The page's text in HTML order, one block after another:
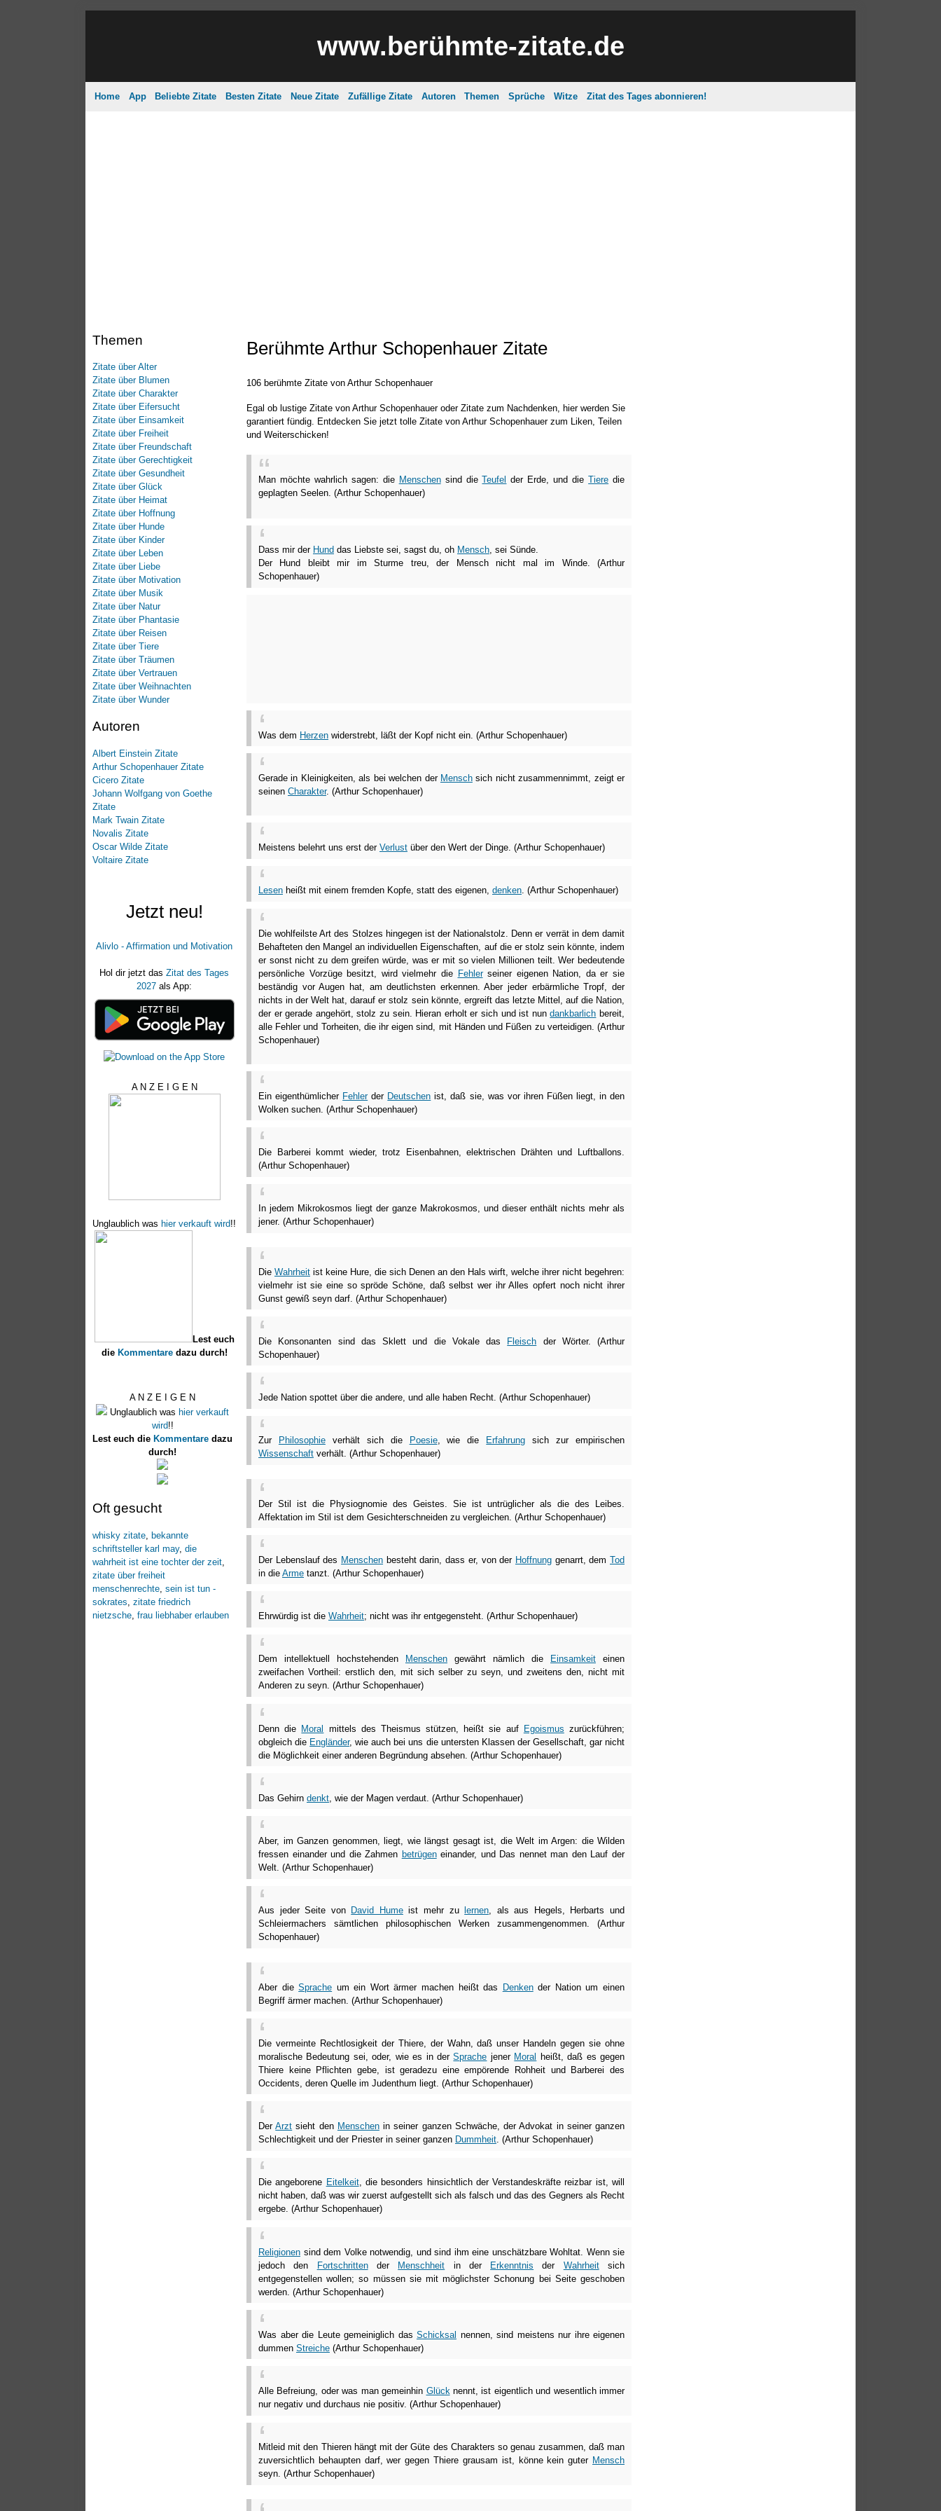
www.berühmte-zitate.de
Home App Beliebte Zitate Besten Zitate Neue Zitate Zufällige Zitate Autoren Themen Sprüche Witze Zitat des Tages abonnieren!
Themen
Zitate über Alter
Zitate über Blumen
Zitate über Charakter
Zitate über Eifersucht
Zitate über Einsamkeit
Zitate über Freiheit
Zitate über Freundschaft
Zitate über Gerechtigkeit
Zitate über Gesundheit
Zitate über Glück
Zitate über Heimat
Zitate über Hoffnung
Zitate über Hunde
Zitate über Kinder
Zitate über Leben
Zitate über Liebe
Zitate über Motivation
Zitate über Musik
Zitate über Natur
Zitate über Phantasie
Zitate über Reisen
Zitate über Tiere
Zitate über Träumen
Zitate über Vertrauen
Zitate über Weihnachten
Zitate über Wunder
Autoren
Albert Einstein Zitate
Arthur Schopenhauer Zitate
Cicero Zitate
Johann Wolfgang von Goethe
Zitate
Mark Twain Zitate
Novalis Zitate
Oscar Wilde Zitate
Voltaire Zitate
Jetzt neu!
Alivlo - Affirmation und Motivation
Hol dir jetzt das Zitat des Tages
2027 als App:
A N Z E I G E N
Unglaublich was hier verkauft wird!!
Lest euch
die Kommentaredazu durch!
A N Z E I G E N
Unglaublich was hier verkauft
wird!!
Lest euch die Kommentare dazu
durch!
Oft gesucht
whisky zitate bekannte
schriftsteller karl may, die
wahrheit ist eine tochter der zeit
zitate über freiheit
menschenrechte sein ist tun -
sokrates zitate friedrich
nietzsche frau liebhaber erlauben
Berühmte Arthur Schopenhauer Zitate
106 berühmte Zitate von Arthur Schopenhauer
Egal ob lustige Zitate von Arthur Schopenhauer oder Zitate zum Nachdenken, hier werden Sie
garantiert fündig. Entdecken Sie jetzt tolle Zitate von Arthur Schopenhauer zum Liken, Teilen
und Weiterschicken!
Man möchte wahrlich sagen: die Menschensind dieTeufel der Erde, und dieTiere die
geplagten Seelen. (Arthur Schopenhauer)
Dass mir der Hund das Liebste sei, sagst du, oh Mensch, sei Sünde.
Der Hund bleibt mir im Sturme treu, der Mensch nicht mal im Winde. (Arthur
Schopenhauer)
Was dem Herzen widerstrebt, läßt der Kopf nicht ein. (Arthur Schopenhauer)
Gerade in Kleinigkeiten, als bei welchen der Menschsich nicht zusammennimmt, zeigt er
seinen Charakter. (Arthur Schopenhauer)
Meistens belehrt uns erst der Verlust über den Wert der Dinge. (Arthur Schopenhauer)
Lesen heißt mit einem fremden Kopfe, statt des eigenen, denken. (Arthur Schopenhauer)
Die wohlfeilste Art des Stolzes hingegen ist der Nationalstolz. Denn er verrät in dem damit
Behafteten den Mangel an individuellen Eigenschaften, auf die er stolz sein könnte, indem
er sonst nicht zu dem greifen würde, was er mit so vielen Millionen teilt. Wer bedeutende
persönliche Vorzüge besitzt, wird vielmehr die Fehlerseiner eigenen Nation, da er sie
beständig vor Augen hat, am deutlichsten erkennen. Aber jeder erbärmliche Tropf, der
nichts in der Welt hat, darauf er stolz sein könnte, ergreift das letzte Mittel, auf die Nation,
der er gerade angehört, stolz zu sein. Hieran erholt er sich und ist nundankbarlich bereit,
alle Fehler und Torheiten, die ihr eigen sind, mit Händen und Füßen zu verteidigen. (Arthur
Schopenhauer)
Ein eigenthümlicher Fehlerder Deutschen ist, daß sie, was vor ihren Füßen liegt, in den
Wolken suchen. (Arthur Schopenhauer)
Die Barberei kommt wieder, trotz Eisenbahnen, elektrischen Drähten und Luftballons.
(Arthur Schopenhauer)
In jedem Mikrokosmos liegt der ganze Makrokosmos, und dieser enthält nichts mehr als
jener. (Arthur Schopenhauer)
Die Wahrheit ist keine Hure, die sich Denen an den Hals wirft, welche ihrer nicht begehren:
vielmehr ist sie eine so spröde Schöne, daß selbst wer ihr Alles opfert noch nicht ihrer
Gunst gewiß seyn darf. (Arthur Schopenhauer)
Die Konsonanten sind das Sklett und die Vokale das Fleisch der Wörter. (Arthur
Schopenhauer)
Jede Nation spottet über die andere, und alle haben Recht. (Arthur Schopenhauer)
Zur Philosophieverhält sich die Poesie, wie die Erfahrung sich zur empirischen
Wissenschaft verhält. (Arthur Schopenhauer)
Der Stil ist die Physiognomie des Geistes. Sie ist untrüglicher als die des Leibes.
Affektation im Stil ist dem Gesichterschneiden zu vergleichen. (Arthur Schopenhauer)
Der Lebenslauf des Menschen besteht darin, dass er, von der Hoffnunggenarrt, demTod
in die Arme tanzt. (Arthur Schopenhauer)
Ehrwürdig ist die Wahrheit; nicht was ihr entgegensteht. (Arthur Schopenhauer)
Dem intellektuell hochstehenden Menschen gewährt nämlich die Einsamkeit einen
zweifachen Vortheil: erstlich den, mit sich selber zu seyn, und zweitens den, nicht mit
Anderen zu seyn. (Arthur Schopenhauer)
Denn die Moral mittels des Theismus stützen, heißt sie auf Egoismus zurückführen;
obgleich die Engländer, wie auch bei uns die untersten Klassen der Gesellschaft, gar nicht
die Möglichkeit einer anderen Begründung absehen. (Arthur Schopenhauer)
Das Gehirn denkt , wie der Magen verdaut. (Arthur Schopenhauer)
Aber, im Ganzen genommen, liegt, wie längst gesagt ist, die Welt im Argen: die Wilden
fressen einander und die Zahmen betrügeneinander, und Das nennet man den Lauf der
Welt. (Arthur Schopenhauer)
Aus jeder Seite von David Humeist mehr zu lernen, als aus Hegels, Herbarts und
Schleiermachers sämtlichen philosophischen Werken zusammengenommen. (Arthur
Schopenhauer)
Aber dieSprache um ein Wort ärmer machen heißt das Denkender Nation um einen
Begriff ärmer machen. (Arthur Schopenhauer)
Die vermeinte Rechtlosigkeit der Thiere, der Wahn, daß unser Handeln gegen sie ohne
moralische Bedeutung sei, oder, wie es in derSprache jener Moral
heißt, daß es gegen
Thiere keine Pflichten gebe, ist geradezu eine empörende Rohheit und Barberei des
Occidents, deren Quelle im Judenthum liegt. (Arthur Schopenhauer)
DerArzt sieht den Menschenin seiner ganzen Schwäche, der Advokat in seiner ganzen
Schlechtigkeit und der Priester in seiner ganzen Dummheit. (Arthur Schopenhauer)
Die angeborene Eitelkeit, die besonders hinsichtlich der Verstandeskräfte reizbar ist, will
nicht haben, daß was wir zuerst aufgestellt sich als falsch und das des Gegners als Recht
ergebe. (Arthur Schopenhauer)
Religionen sind dem Volke notwendig, und sind ihm eine unschätzbare Wohltat. Wenn sie
jedoch den Fortschrittender Menschheit in der Erkenntnis der Wahrheitsich
entgegenstellen wollen; so müssen sie mit möglichster Schonung bei Seite geschoben
werden. (Arthur Schopenhauer)
Was aber die Leute gemeiniglich das Schicksal nennen, sind meistens nur ihre eigenen
dummen Streiche (Arthur Schopenhauer)
Alle Befreiung, oder was man gemeinhin Glücknennt, ist eigentlich und wesentlich immer
nur negativ und durchaus nie positiv. (Arthur Schopenhauer)
Mitleid mit den Thieren hängt mit der Güte des Charakters so genau zusammen, daß man
zuversichtlich behaupten darf, wer gegen Thiere grausam ist, könne kein guter Mensch
seyn. (Arthur Schopenhauer)